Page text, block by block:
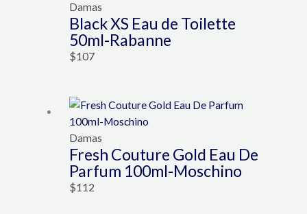
Damas
Black XS Eau de Toilette
50ml-Rabanne
$107
Damas
Fresh Couture Gold Eau De
Parfum 100ml-Moschino
$112